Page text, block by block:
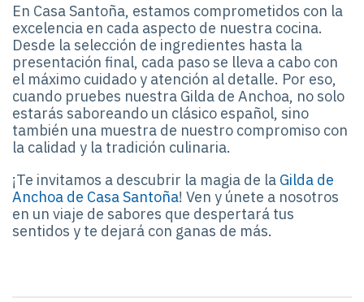
En Casa Santoña, estamos comprometidos con la
excelencia en cada aspecto de nuestra cocina.
Desde la selección de ingredientes hasta la
presentación final, cada paso se lleva a cabo con
el máximo cuidado y atención al detalle. Por eso,
cuando pruebes nuestra Gilda de Anchoa, no solo
estarás saboreando un clásico español, sino
también una muestra de nuestro compromiso con
la calidad y la tradición culinaria.
¡Te invitamos a descubrir la magia de la Gilda de
Anchoa de Casa Santoña! Ven y únete a nosotros
en un viaje de sabores que despertará tus
sentidos y te dejará con ganas de más.